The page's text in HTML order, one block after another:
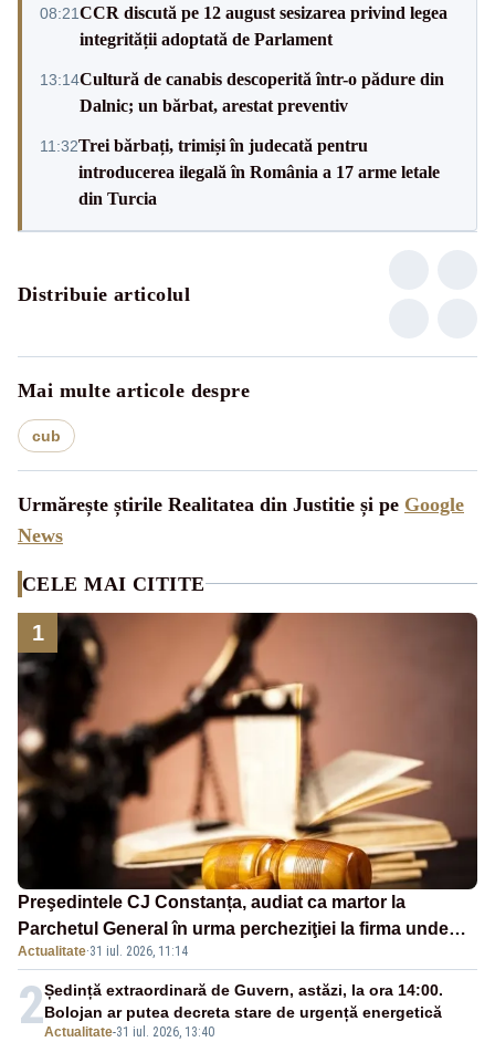
08:21CCR discută pe 12 august sesizarea privind legea
integrității adoptată de Parlament
13:14Cultură de canabis descoperită într-o pădure din
Dalnic; un bărbat, arestat preventiv
11:32Trei bărbați, trimiși în judecată pentru
introducerea ilegală în România a 17 arme letale
din Turcia
Distribuie articolul
Mai multe articole despre
cub
Urmărește știrile Realitatea din Justitie și pe Google
News
CELE MAI CITITE
1
Preşedintele CJ Constanța, audiat ca martor la
Parchetul General în urma percheziţiei la firma unde
este acţionar
Actualitate·31 iul. 2026, 11:14
2Actualitate-31 iul. 2026, 13:40
Ședință extraordinară de Guvern, astăzi, la ora 14:00.
Bolojan ar putea decreta stare de urgență energetică